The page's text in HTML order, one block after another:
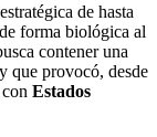
de hasta
forma biológica al
contener una
que provocó, desde
Estados